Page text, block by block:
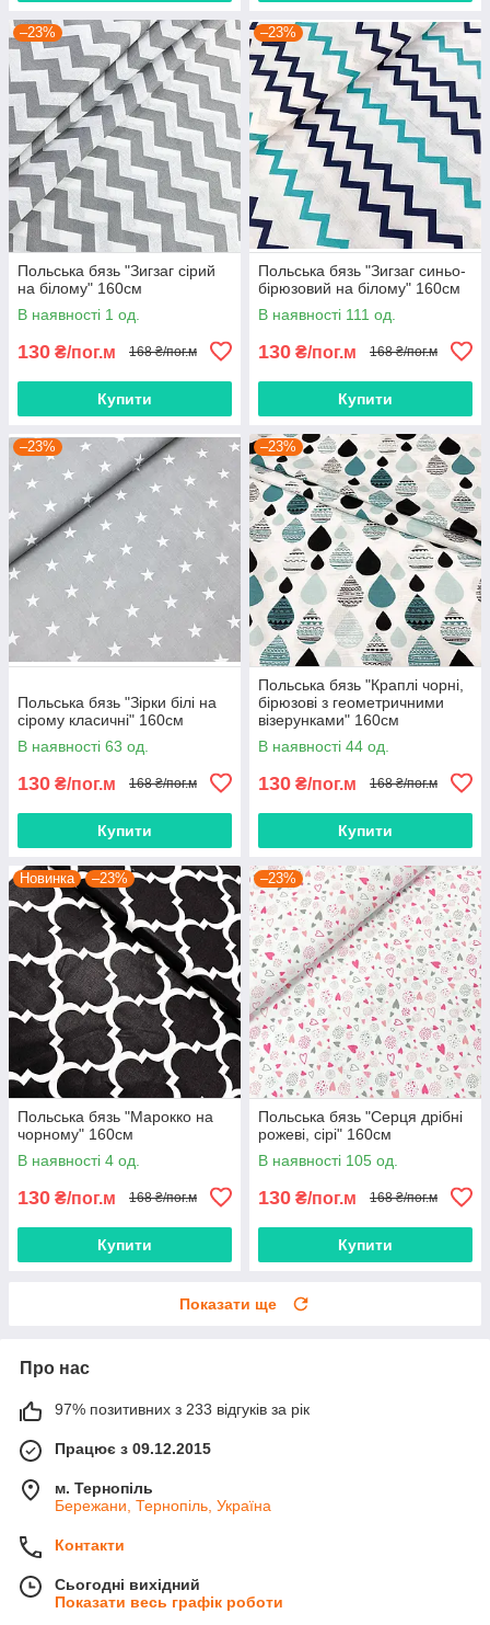
–23%
Польська бязь "Зигзаг сірий
на білому" 160см
В наявності 1 од.
130 ₴/пог.м 168 ₴/пог.м
Купити
–23%
Польська бязь "Зигзаг синьо-
бірюзовий на білому" 160см
В наявності 111 од.
130 ₴/пог.м 168 ₴/пог.м
Купити
–23%
Польська бязь "Зірки білі на
сірому класичні" 160см
В наявності 63 од.
130 ₴/пог.м 168 ₴/пог.м
Купити
–23%
Польська бязь "Краплі чорні,
бірюзові з геометричними
візерунками" 160см
В наявності 44 од.
130 ₴/пог.м 168 ₴/пог.м
Купити
Новинка –23%
Польська бязь "Марокко на
чорному" 160см
В наявності 4 од.
130 ₴/пог.м 168 ₴/пог.м
Купити
–23%
Польська бязь "Серця дрібні
рожеві, сірі" 160см
В наявності 105 од.
130 ₴/пог.м 168 ₴/пог.м
Купити
Показати ще
Про нас
97% позитивних з 233 відгуків за рік
Працює з 09.12.2015
м. Тернопіль
Бережани, Тернопіль, Україна
Контакти
Сьогодні вихідний
Показати весь графік роботи